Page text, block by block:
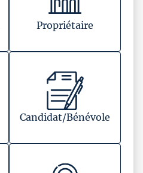
Propriétaire
Candidat/Bénévole